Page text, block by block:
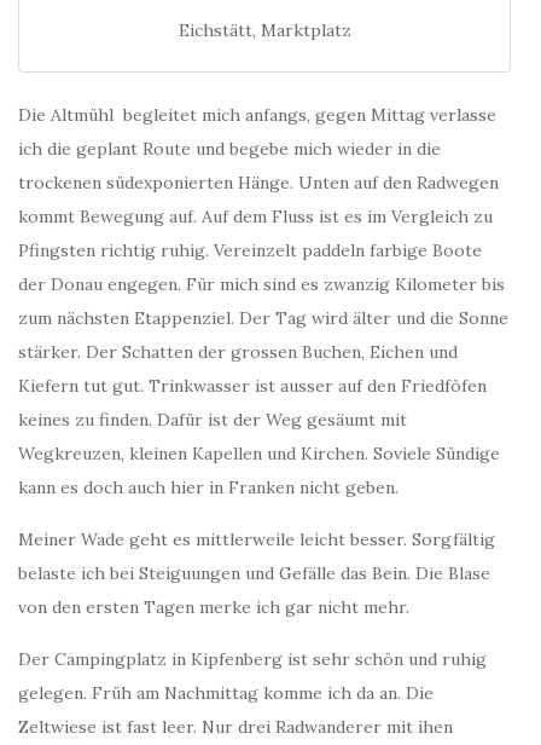
Eichstätt, Marktplatz
Die Altmühl begleitet mich anfangs, gegen Mittag verlasse
ich die geplant Route und begebe mich wieder in die
trockenen südexponierten Hänge. Unten auf den Radwegen
kommt Bewegung auf. Auf dem Fluss ist es im Vergleich zu
Pfingsten richtig ruhig. Vereinzelt paddeln farbige Boote
der Donau engegen. Für mich sind es zwanzig Kilometer bis
zum nächsten Etappenziel. Der Tag wird älter und die Sonne
stärker. Der Schatten der grossen Buchen, Eichen und
Kiefern tut gut. Trinkwasser ist ausser auf den Friedföfen
keines zu finden. Dafür ist der Weg gesäumt mit
Wegkreuzen, kleinen Kapellen und Kirchen. Soviele Sündige
kann es doch auch hier in Franken nicht geben.
Meiner Wade geht es mittlerweile leicht besser. Sorgfältig
belaste ich bei Steiguungen und Gefälle das Bein. Die Blase
von den ersten Tagen merke ich gar nicht mehr.
Der Campingplatz in Kipfenberg ist sehr schön und ruhig
gelegen. Früh am Nachmittag komme ich da an. Die
Zeltwiese ist fast leer. Nur drei Radwanderer mit ihen